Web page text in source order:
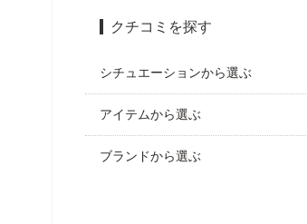
クチコミを探す
シチュエーションから選ぶ
アイテムから選ぶ
ブランドから選ぶ